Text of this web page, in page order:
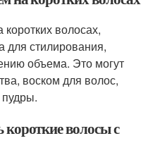
волосах,
для стилирования,
объема. Это могут
воском для волос,
волосы с